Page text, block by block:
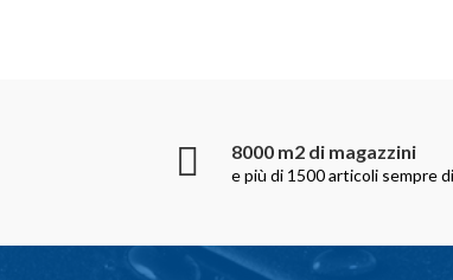
8000 m2 di magazzini
e più di 1500 articoli sempre